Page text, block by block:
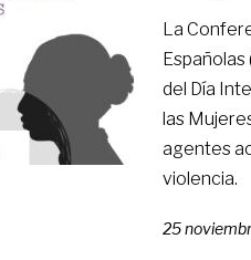
La
Españolas
del Día
las
agentes
violencia.
25